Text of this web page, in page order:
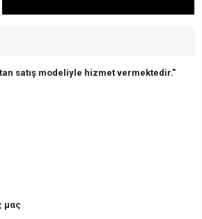
satış modeliyle hizmet vermektedir."
μας